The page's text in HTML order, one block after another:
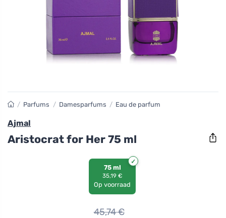
/ Parfums / Damesparfums / Eau de parfum
Ajmal
Aristocrat for Her 75 ml
75 ml
35,19 €
Op voorraad
45,74€